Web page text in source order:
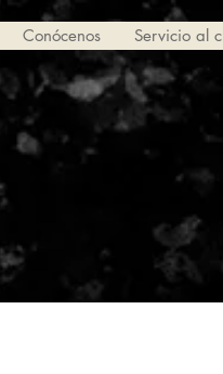
Conócenos Servicio al